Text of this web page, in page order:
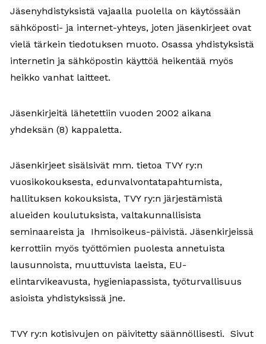
Jäsenyhdistyksistä vajaalla puolella on käytössään
sähköposti- ja internet-yhteys, joten jäsenkirjeet ovat
vielä tärkein tiedotuksen muoto. Osassa yhdistyksistä
internetin ja sähköpostin käyttöä heikentää myös
heikko vanhat laitteet.
Jäsenkirjeitä lähetettiin vuoden 2002 aikana
yhdeksän (8) kappaletta.
Jäsenkirjeet sisälsivät mm. tietoa TVY ry:n
vuosikokouksesta, edunvalvontatapahtumista,
hallituksen kokouksista, TVY ry:n järjestämistä
alueiden koulutuksista, valtakunnallisista
seminaareista ja Ihmisoikeus-päivistä. Jäsenkirjeissä
kerrottiin myös työttömien puolesta annetuista
lausunnoista, muuttuvista laeista, EU-
elintarvikeavusta, hygieniapassista, työturvallisuus
asioista yhdistyksissä jne.
TVY ry:n kotisivujen on päivitetty säännöllisesti. Sivut